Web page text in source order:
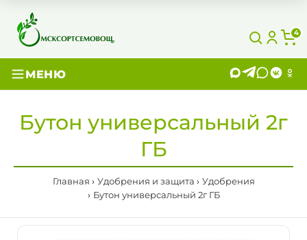
4
МЕНЮ
Бутон универсальный 2г
ГБ
Главная Удобрения и защита
Удобрения
Бутон универсальный 2г ГБ